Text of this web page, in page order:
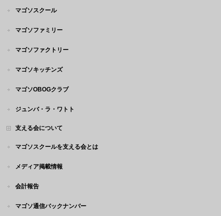
マゴソスクール
マゴソファミリー
マゴソファクトリー
マゴソキッチンズ
マゴソOBOGクラブ
ジュンバ・ラ・ワトト
支える会について
マゴソスクールを支える会とは
メディア掲載情報
会計報告
マゴソ通信バックナンバー